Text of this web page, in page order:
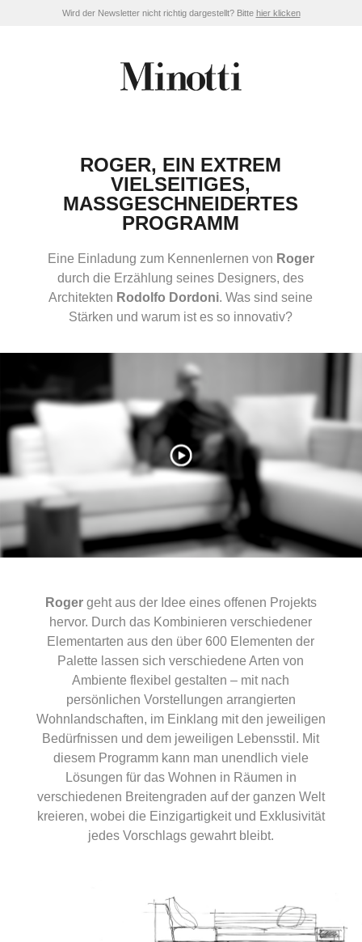
Wird der Newsletter nicht richtig dargestellt? Bitte hier klicken
ROGER, EIN EXTREM
VIELSEITIGES,
MASSGESCHNEIDERTES
PROGRAMM
Eine Einladung zum Kennenlernen von Roger
durch die Erzählung seines Designers, des
Architekten Rodolfo Dordoni. Was sind seine
Stärken und warum ist es so innovativ?
Rogergeht aus der Idee eines offenen Projekts
hervor. Durch das Kombinieren verschiedener
Elementarten aus den über 600 Elementen der
Palette lassen sich verschiedene Arten von
Ambiente flexibel gestalten – mit nach
persönlichen Vorstellungen arrangierten
Wohnlandschaften, im Einklang mit den jeweiligen
Bedürfnissen und dem jeweiligen Lebensstil. Mit
diesem Programm kann man unendlich viele
Lösungen für das Wohnen in Räumen in
verschiedenen Breitengraden auf der ganzen Welt
kreieren, wobei die Einzigartigkeit und Exklusivität
jedes Vorschlags gewahrt bleibt.